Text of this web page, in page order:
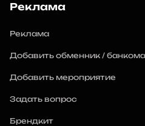
Реклама
Реклама
Добавить обменник /
Добавить мероприятие
Задать вопрос
Брендкит